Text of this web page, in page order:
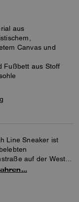
aus
Canvas und
Fußbett aus Stoff
Line Sneaker ist
auf der West
York benannt und